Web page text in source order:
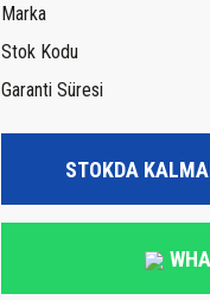
Marka
Stok Kodu
Garanti Süresi
STOKDA